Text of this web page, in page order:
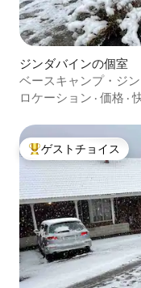
ジンダバインの個室
ベースキャンプ・ジ
ロケーション · 価格 ·
大好評のゲストチョ
ゲストチョイス